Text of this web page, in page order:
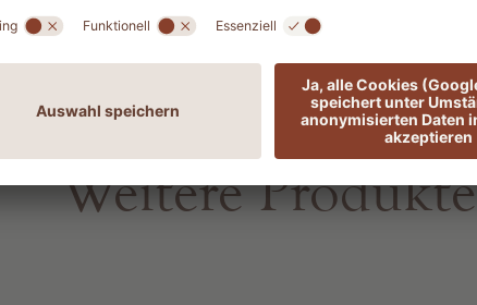
die der
Reich der
Weitere Produkte